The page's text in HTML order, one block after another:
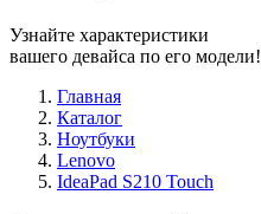
Узнайте характеристики
вашего девайса по его модели!
Главная
Каталог
Ноутбуки
Lenovo
IdeaPad S210 Touch